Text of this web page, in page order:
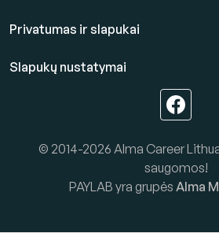
Privatumas ir slapukai
Slapukų nustatymai
© 2014-2026 Alma Career
saugomos!
PAYLAB yra grupės Alma